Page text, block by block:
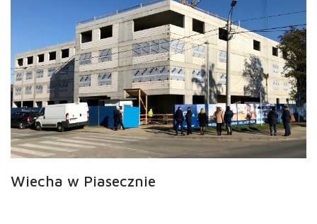
Wiecha w Piasecznie